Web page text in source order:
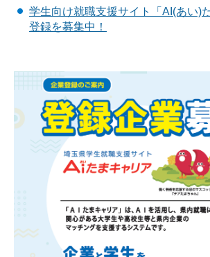
学生向け就職支援サイト「AI(あい)
登録を募集中！